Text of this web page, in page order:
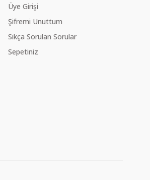
Üye Girişi
Şifremi Unuttum
Sıkça Sorulan Sorular
Sepetiniz